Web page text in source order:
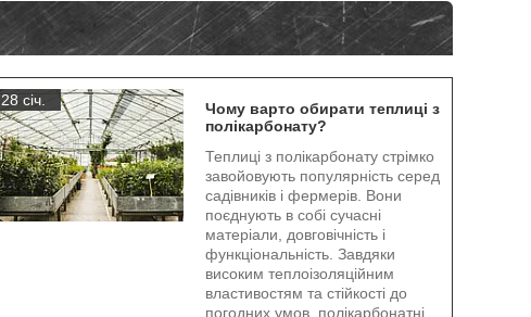
28 січ.
Чому варто обирати теплиці з
полікарбонату?
Теплиці з полікарбонату стрімко
завойовують популярність серед
садівників і фермерів. Вони
поєднують в собі сучасні
матеріали, довговічність і
функціональність. Завдяки
високим теплоізоляційним
властивостям та стійкості до
погодних умов, полікарбонатні